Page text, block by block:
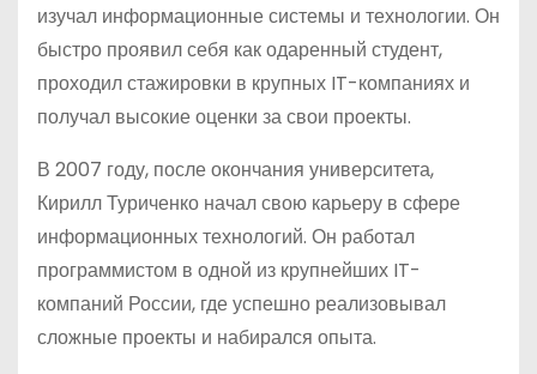
изучал информационные системы и технологии. Он
быстро проявил себя как одаренный студент,
проходил стажировки в крупных IT-компаниях и
получал высокие оценки за свои проекты.
В 2007 году, после окончания университета,
Кирилл Туриченко начал свою карьеру в сфере
информационных технологий. Он работал
программистом в одной из крупнейших IT-
компаний России, где успешно реализовывал
сложные проекты и набирался опыта.